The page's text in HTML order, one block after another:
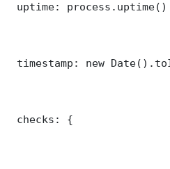
uptime: process.uptime()
timestamp: new
checks: {